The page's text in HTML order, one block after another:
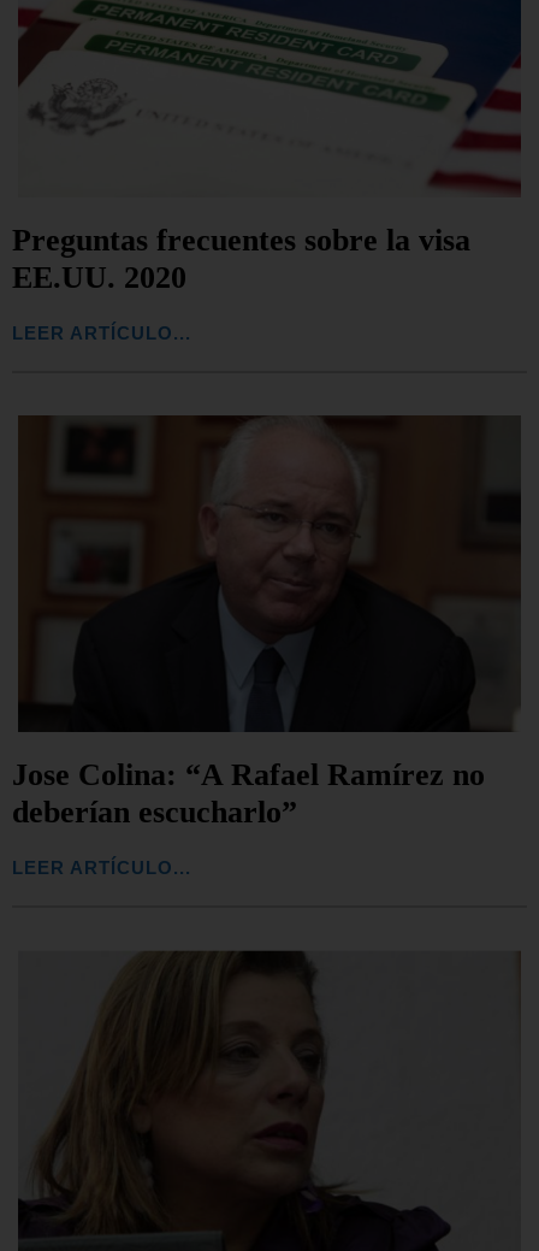
Preguntas frecuentes sobre la visa
EE.UU. 2020
LEER ARTÍCULO...
Jose Colina: “A Rafael Ramírez no
deberían escucharlo”
LEER ARTÍCULO...